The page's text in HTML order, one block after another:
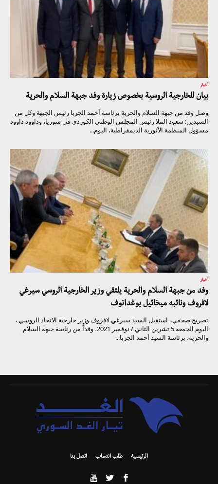
أخبار
بيان للخارجية الروسية بخصوص زيارة وفد جبهة السلام والحرية
وصل وفد من جبهة السلام والحرية برئاسة أحمد الجربا رئيس الجبهة وكل من
السيدين: سعود الملا رئيس المجلس الوطني الكوردي في سوريا، وداوود داوود
مسؤول المنظمة الآثورية الديمقراطية، اليوم...
أخبار
وفد من جبهة السلام والحرية يلتقي وزير الخارجية الروسي سيرغي
لافروف ونائبه ميخائيل بوغدانوف
تصريح صحفي.. استقبل السيد سيرغي لافروف وزير خارجية الاتحاد الروسي ،
اليوم الجمعة 5 تشرين الثاني / نوفمبر 2021، وفداً من رئاسة جبهة السلام
والحرية، برئاسة السيد أحمد الجربا...
الرئيسية طلب انتساب اتصل بنا